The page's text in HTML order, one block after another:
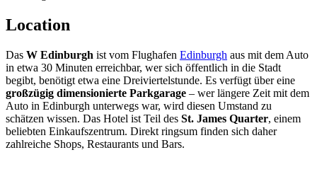
Location
Das W Edinburgh ist vom Flughafen Edinburgh aus mit dem Auto
in etwa 30 Minuten erreichbar, wer sich öffentlich in die Stadt
begibt, benötigt etwa eine Dreiviertelstunde. Es verfügt über eine
großzügig dimensionierte Parkgarage – wer längere Zeit mit dem
Auto in Edinburgh unterwegs war, wird diesen Umstand zu
schätzen wissen. Das Hotel ist Teil des St. James Quarter, einem
beliebten Einkaufszentrum. Direkt ringsum finden sich daher
zahlreiche Shops, Restaurants und Bars.